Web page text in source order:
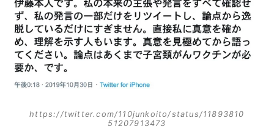
https://twitter.com/110junkoito/status/11893810
51207913473